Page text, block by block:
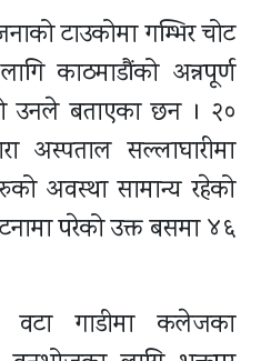
टाउकोमा गम्भिर चोट
काठमाडौंको अन्नपूर्ण
उनले बताएका छन । २०
अस्पताल सल्लाघारीमा
अवस्था सामान्य रहेको
परेको उक्त बसमा ४६
वटा गाडीमा कलेजका